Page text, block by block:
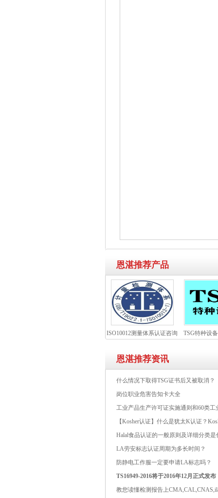
恩湛推荐产品
ISO10012测量体系认证咨询 TSG特种设
恩湛推荐资讯
什么情况下取得TSG证书后又被取消？
岗位职业危害告知卡大全
工业产品生产许可证实施通则和60类工
【Kosher认证】什么是犹太K认证？
Halal食品认证的一般原则及详细分类是
LA劳安标志认证周期为多长时间？
防静电工作服一定要申请LA标志吗？
TS16949-2016将于2016年12月正式发布
教您读懂检测报告上